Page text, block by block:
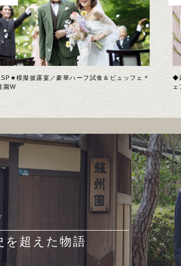
模擬披露宴／豪華ハーフ試食＆ビュッフェ＊
園W
◆
ェ
を超えた物語